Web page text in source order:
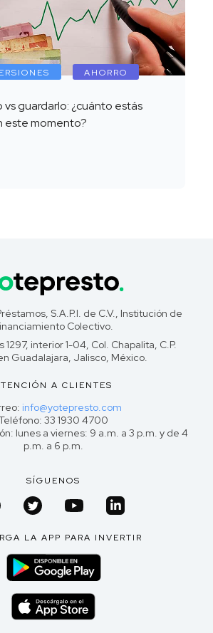
AHORRO
vs guardarlo: ¿cuánto estás
este momento?
S.A.P.I. de C.V., Institución de
Colectivo.
1297, interior 1-04, Col. Chapalita, C.P.
Guadalajara, Jalisco, México.
A CLIENTES
info@yotepresto.com
33 1930 4700
lunes a viernes: 9 a.m. a 3 p.m. y de 4
p.m. a 6 p.m.
SÍGUENOS
LA APP PARA INVERTIR